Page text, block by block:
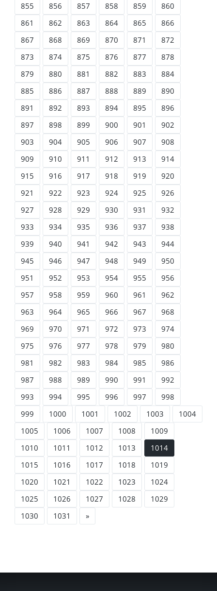
855
856 857 858 859
860
861
862 863 864 865
866
867
868 869 870 871
872
873
874 875 876 877
878
879
880 881 882 883
884
885
886 887 888 889
890
891
892 893 894 895
896
897
898 899 900 901
902
903
904 905 906 907
908
909
910 911 912 913
914
915
916 917 918 919
920
921
922 923 924 925
926
927
928 929 930 931
932
933
934 935 936 937
938
939
940 941 942 943
944
945
946 947 948 949
950
951
952 953 954 955
956
957
958 959 960 961
962
963
964 965 966 967
968
969
970 971 972 973
974
975
976 977 978 979
980
981
982 983 984 985
986
987
988 989 990 991
992
993
994 995 996 997
998
999
1000 1001 1002 1003
1004
1005
1006 1007 1008
1009
1010
1011 1012 1013
1014
1015
1016 1017 1018
1019
1020
1021 1022 1023
1024
1025
1026 1027 1028
1029
1030
1031 »